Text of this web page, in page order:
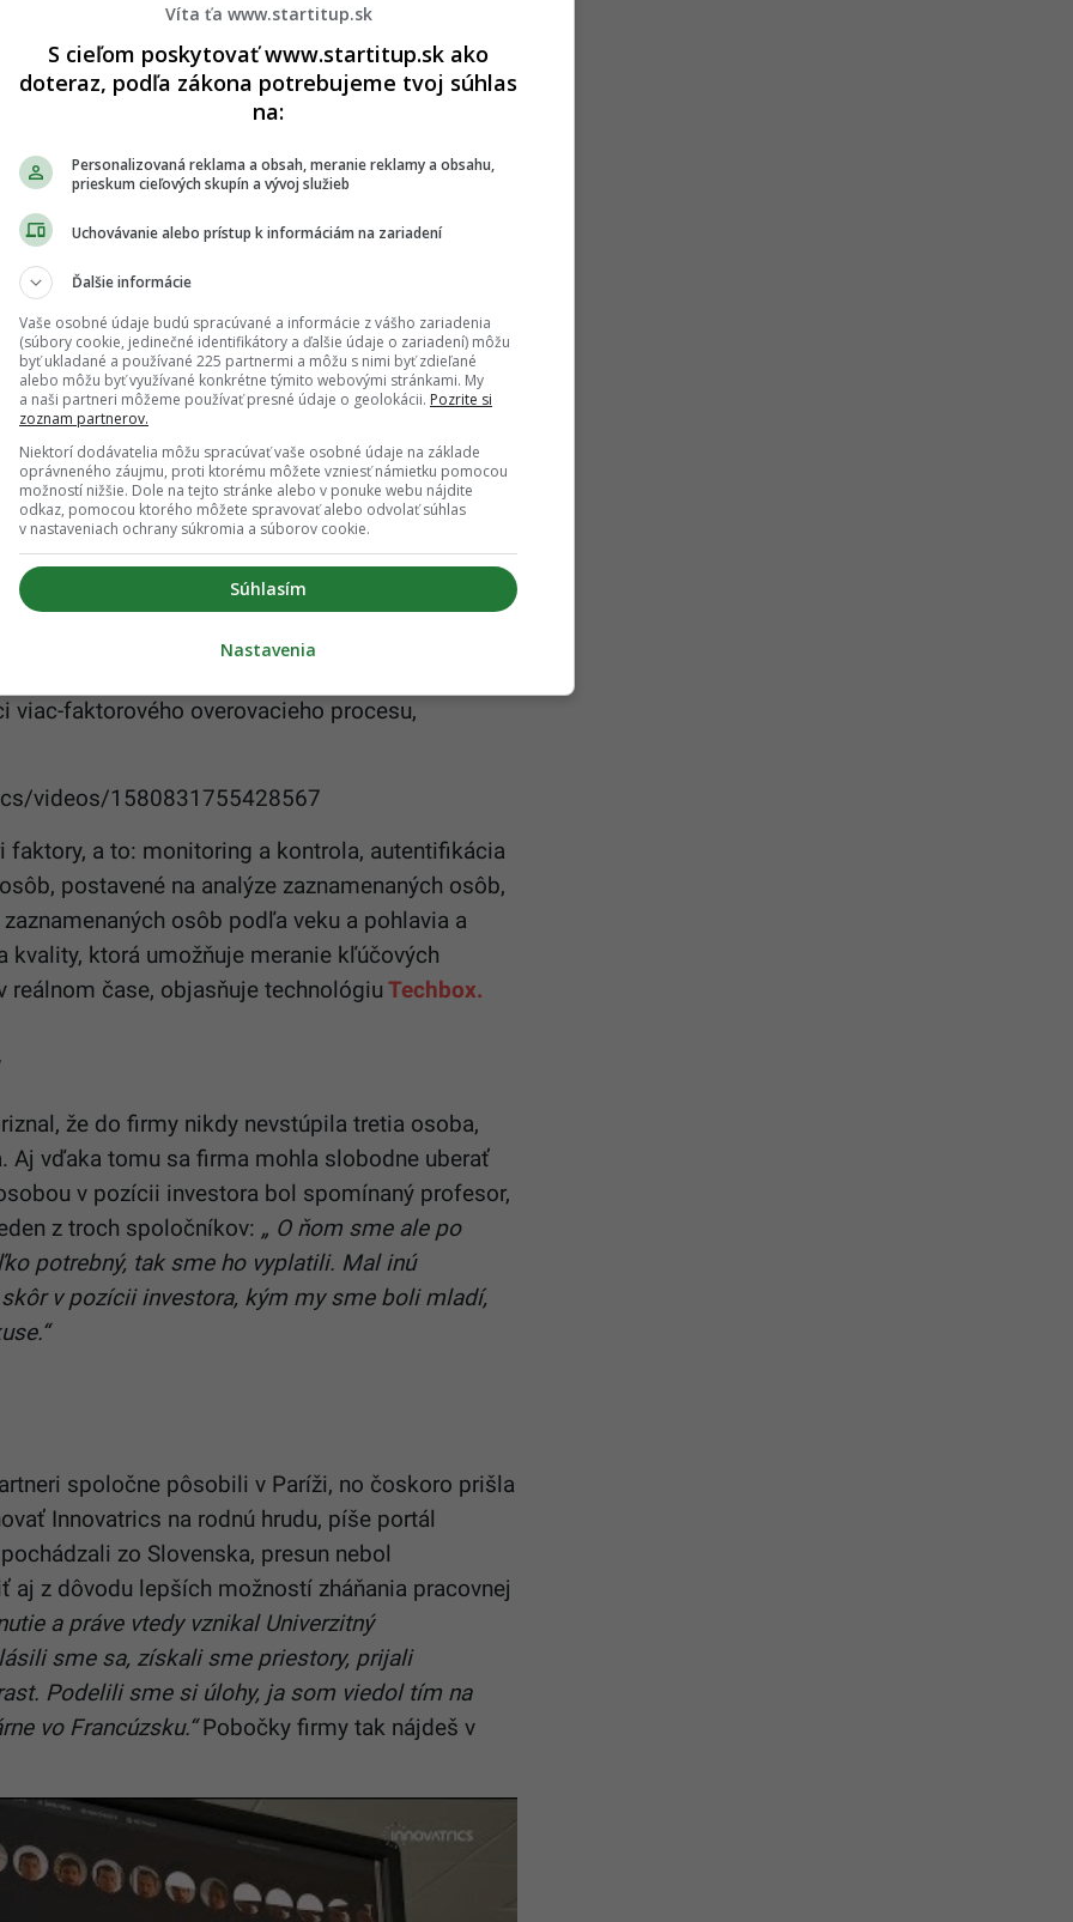
roku 2004, vďaka možnosti stáže vo vlastnej
ktorej študoval. Nebol však jediným
prvým bol nemenovaný profesor, ktorý
druhá osoba bol Jánov spolupracovník
a obchodu, nuž a poslednou súčasťou bol
spoločnosti Innovatrics, ktorý sa venoval
denne
začiatky si spomína aj Ján.:
„My sme naozaj
sme 16 hodín denne a nik nám nepomohol,
Od odtlačkov prstov, v ktorých je, momentálne,
posunula aj k tvárovej biometrii.
projektoch prišla v roku 2017 z produkcie
IFace 3.0. Softwér predstavoval
rozpoznávania tváre s unikátnou presnosťou a
krajiny čoraz viac zaoberali otázkou
faktorového overovacieho procesu,
videos/1580831755428567
a to: monitoring a kontrola, autentifikácia
postavené na analýze zaznamenaných osôb,
osôb podľa veku a pohlavia a
ktorá umožňuje meranie kľúčových
čase, objasňuje technológiu Techbox.
že do firmy nikdy nevstúpila tretia osoba,
Aj vďaka tomu sa firma mohla slobodne uberať
v pozícii investora bol spomínaný profesor,
z troch spoločníkov: „ O ňom sme ale po
potrebný, tak sme ho vyplatili. Mal inú
v pozícii investora, kým my sme boli mladí,
spoločne pôsobili v Paríži, no čoskoro prišla
Innovatrics na rodnú hrudu, píše portál
zo Slovenska, presun nebol
aj z dôvodu lepších možností zháňania pracovnej
a práve vtedy vznikal Univerzitný
sme sa, získali sme priestory, prijali
Podelili sme si úlohy, ja som viedol tím na
vo Francúzsku.“Pobočky firmy tak nájdeš v
Víta ťa www.startitup.sk
S cieľom poskytovať www.startitup.sk ako
doteraz, podľa zákona potrebujeme tvoj súhlas
na:
Personalizovaná reklama a obsah, meranie reklamy a obsahu,
prieskum cieľových skupín a vývoj služieb
Uchovávanie alebo prístup k informáciám na zariadení
Ďalšie informácie
Vaše osobné údaje budú spracúvané a informácie z vášho zariadenia
(súbory cookie, jedinečné identifikátory a ďalšie údaje o zariadení) môžu
byť ukladané a používané 225 partnermi a môžu s nimi byť zdieľané
alebo môžu byť využívané konkrétne týmito webovými stránkami. My
a naši partneri môžeme používať presné údaje o geolokácii. Pozrite si
zoznam partnerov.
Niektorí dodávatelia môžu spracúvať vaše osobné údaje na základe
oprávneného záujmu, proti ktorému môžete vzniesť námietku pomocou
možností nižšie. Dole na tejto stránke alebo v ponuke webu nájdite
odkaz, pomocou ktorého môžete spravovať alebo odvolať súhlas
v nastaveniach ochrany súkromia a súborov cookie.
Súhlasím
Nastavenia